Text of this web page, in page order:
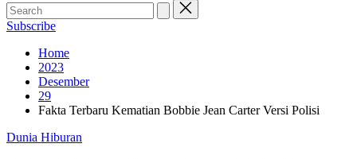
Search
for:
Subscribe
Home
2023
Desember
29
Fakta Terbaru Kematian Bobbie Jean Carter Versi Polisi
Posted
Dunia Hiburan